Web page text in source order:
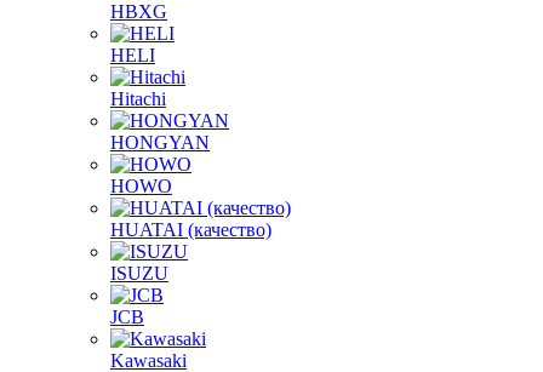
HBXG
HELI
Hitachi
HONGYAN
HOWO
HUATAI (качество)
ISUZU
JCB
Kawasaki